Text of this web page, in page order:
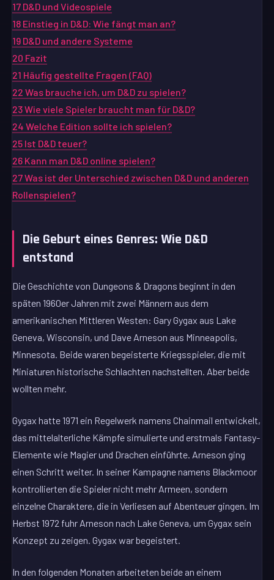
17 D&D und Videospiele
18 Einstieg in D&D: Wie fängt man an?
19 D&D und andere Systeme
20 Fazit
21 Häufig gestellte Fragen (FAQ)
22 Was brauche ich, um D&D zu spielen?
23Wie viele Spieler braucht man für D&D?
24 Welche Edition sollte ich spielen?
25 Ist D&D teuer?
26 Kann man D&D online spielen?
27Was ist der Unterschied zwischen D&D und anderen
Rollenspielen?
Die Geburt eines Genres: Wie D&D
entstand
Die Geschichte von Dungeons & Dragons beginnt in den
späten 1960er Jahren mit zwei Männern aus dem
amerikanischen Mittleren Westen: Gary Gygax aus Lake
Geneva, Wisconsin, und Dave Arneson aus Minneapolis,
Minnesota. Beide waren begeisterte Kriegsspieler, die mit
Miniaturen historische Schlachten nachstellten. Aber beide
wollten mehr.
Gygax hatte 1971 ein Regelwerk namens Chainmail entwickelt,
das mittelalterliche Kämpfe simulierte und erstmals Fantasy-
Elemente wie Magier und Drachen einführte. Arneson ging
einen Schritt weiter. In seiner Kampagne namens Blackmoor
kontrollierten die Spieler nicht mehr Armeen, sondern
einzelne Charaktere, die in Verliesen auf Abenteuer gingen. Im
Herbst 1972 fuhr Arneson nach Lake Geneva, um Gygax sein
Konzept zu zeigen. Gygax war begeistert.
In den folgenden Monaten arbeiteten beide an einem